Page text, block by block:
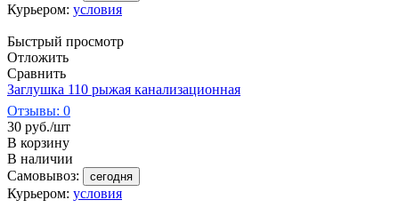
Курьером: условия
Быстрый просмотр
Отложить
Сравнить
Заглушка 110 рыжая канализационная
Отзывы: 0
30 руб./шт
В корзину
В наличии
Самовывоз:
сегодня
Курьером: условия